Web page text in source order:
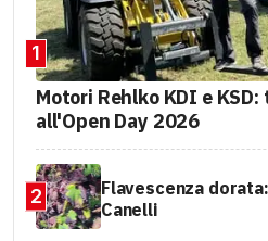
1
Motori Rehlko KDI e
all'Open Day 2026
2
Flavescenza
Canelli